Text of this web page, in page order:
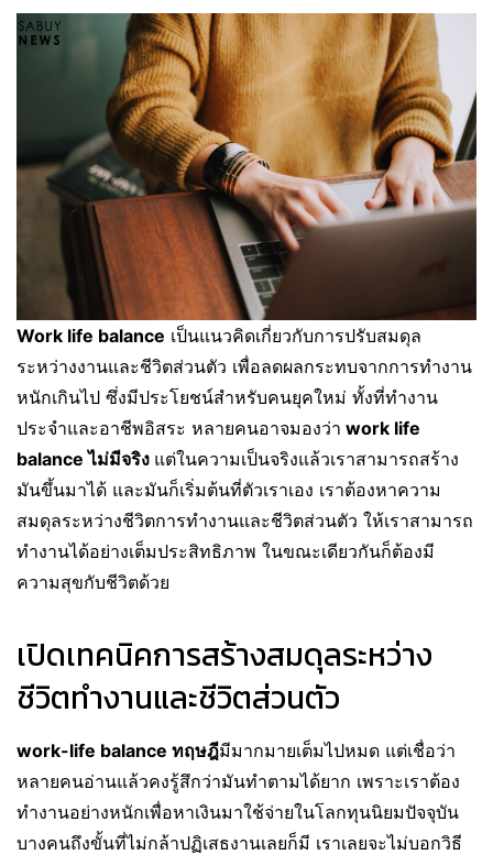
Work life balance เป็นแนวคิดเกี่ยวกับการปรับสมดุล
ระหว่างงานและชีวิตส่วนตัว เพื่อลดผลกระทบจากการทำงาน
หนักเกินไป ซึ่งมีประโยชน์สำหรับคนยุคใหม่ ทั้งที่ทำงาน
ประจำและอาชีพอิสระ หลายคนอาจมองว่า work life
balance ไม่มีจริง แต่ในความเป็นจริงแล้วเราสามารถสร้าง
มันขึ้นมาได้ และมันก็เริ่มต้นที่ตัวเราเอง เราต้องหาความ
สมดุลระหว่างชีวิตการทำงานและชีวิตส่วนตัว ให้เราสามารถ
ทำงานได้อย่างเต็มประสิทธิภาพ ในขณะเดียวกันก็ต้องมี
ความสุขกับชีวิตด้วย
เปิดเทคนิคการสร้างสมดุลระหว่าง
ชีวิตทำงานและชีวิตส่วนตัว
work-life balance ทฤษฎีมีมากมายเต็มไปหมด แต่เชื่อว่า
หลายคนอ่านแล้วคงรู้สึกว่ามันทำตามได้ยาก เพราะเราต้อง
ทำงานอย่างหนักเพื่อหาเงินมาใช้จ่ายในโลกทุนนิยมปัจจุบัน
บางคนถึงขั้นที่ไม่กล้าปฏิเสธงานเลยก็มี เราเลยจะไม่บอกวิธี